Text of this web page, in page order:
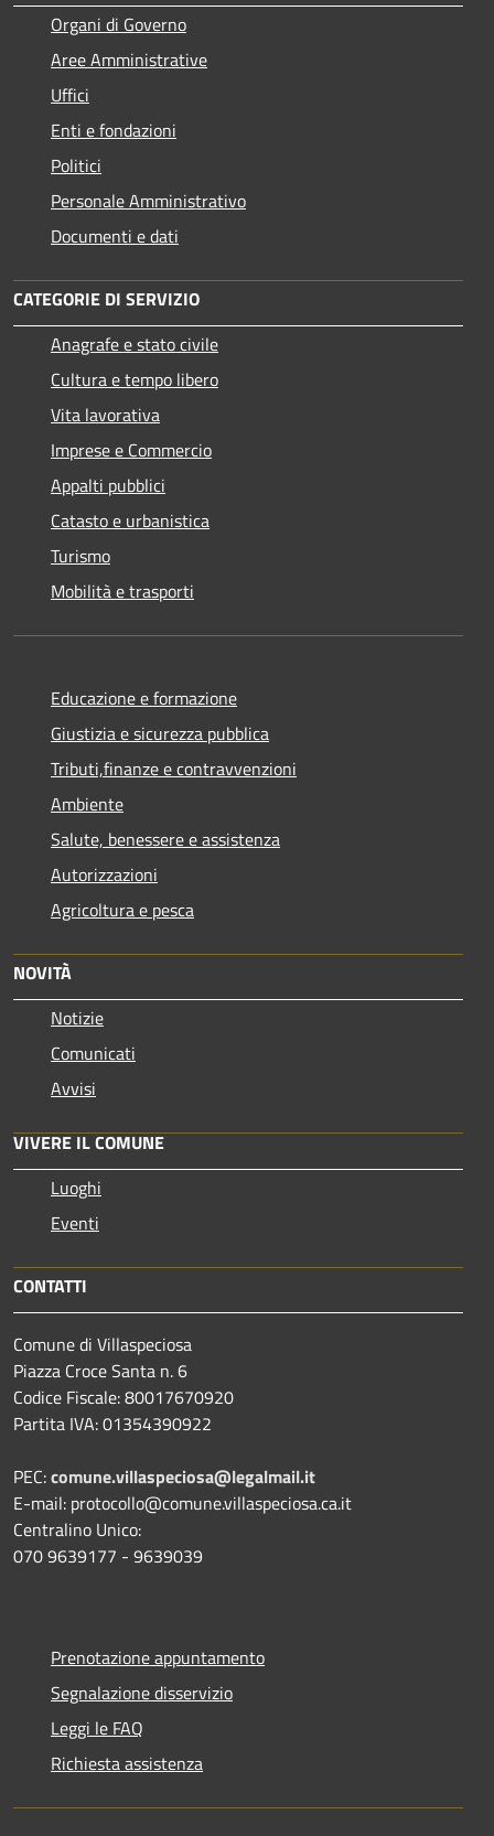
Organi di Governo
Aree Amministrative
Uffici
Enti e fondazioni
Politici
Personale Amministrativo
Documenti e dati
CATEGORIE DI SERVIZIO
Anagrafe e stato civile
Cultura e tempo libero
Vita lavorativa
Imprese e Commercio
Appalti pubblici
Catasto e urbanistica
Turismo
Mobilità e trasporti
Educazione e formazione
Giustizia e sicurezza pubblica
Tributi,finanze e contravvenzioni
Ambiente
Salute, benessere e assistenza
Autorizzazioni
Agricoltura e pesca
NOVITÀ
Notizie
Comunicati
Avvisi
VIVERE IL COMUNE
Luoghi
Eventi
CONTATTI
Comune di Villaspeciosa
Piazza Croce Santa n. 6
Codice Fiscale: 80017670920
Partita IVA: 01354390922
PEC:comune.villaspeciosa@legalmail.it
E-mail: protocollo@comune.villaspeciosa.ca.it
Centralino Unico:
070 9639177 - 9639039
Prenotazione appuntamento
Segnalazione disservizio
Leggi le FAQ
Richiesta assistenza